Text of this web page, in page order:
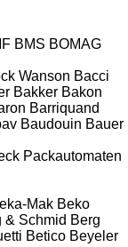
BMS BOMAG
Wanson Bacci
Bakker Bakon
Barriquand
Baudouin Bauer
Packautomaten
Mak Beko
& Schmid Berg
Betico Beyeler